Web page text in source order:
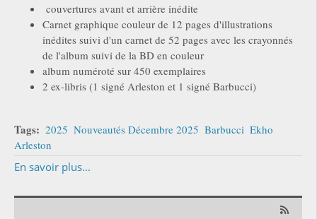
couvertures avant et arrière inédite
Carnet graphique couleur de 12 pages d'illustrations
inédites suivi d'un carnet de 52 pages avec les crayonnés
de l'album suivi de la BD en couleur
album numéroté sur 450 exemplaires
2 ex-libris (1 signé Arleston et 1 signé Barbucci)
Tags: 2025 Nouveautés Décembre 2025 Barbucci Ekho
Arleston
En savoir plus...